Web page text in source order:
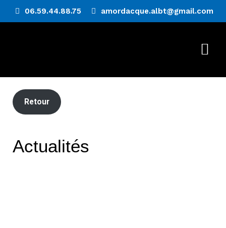
06.59.44.88.75 amordacque.albt@gmail.com
Retour
Actualités